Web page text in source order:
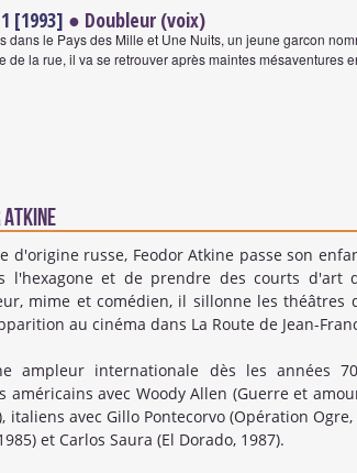
[1993] ● Doubleur (voix)
dans le Pays des Mille et Une Nuits, un jeune garcon
de la rue, il va se retrouver après maintes mésaventures
Atkine
d'origine russe, Feodor Atkine passe son
l'hexagone et de prendre des courts d'art
mime et comédien, il sillonne les théâtres
au cinéma dans La Route de Jean-
ampleur internationale dès les années
avec Woody Allen (Guerre et
italiens avec Gillo Pontecorvo (Opération Ogre,
et Carlos Saura (El Dorado, 1987).